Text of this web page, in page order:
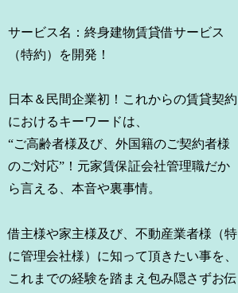
サービス名：終身建物賃貸借サービス
（特約）を開発！
日本＆民間企業初！これからの賃貸契約
におけるキーワードは、
“ご高齢者様及び、外国籍のご契約者様
のご対応”！元家賃保証会社管理職だか
ら言える、本音や裏事情。
借主様や家主様及び、不動産業者様（特
に管理会社様）に知って頂きたい事を、
これまでの経験を踏まえ包み隠さずお伝